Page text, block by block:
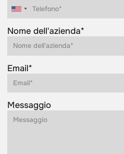
Nome dell'azienda*
Email*
Messaggio